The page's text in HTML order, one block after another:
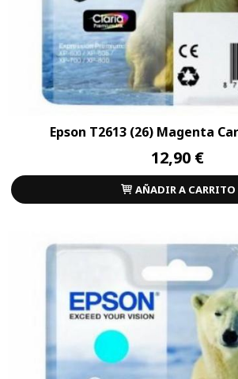
Epson T2613 (26) Magenta
12,90 €
AÑADIR A CARRITO